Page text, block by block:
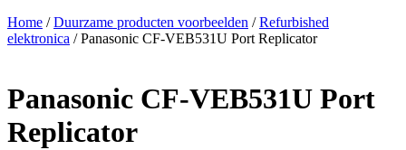
Home /Duurzame producten voorbeelden /Refurbished
elektronica / Panasonic CF-VEB531U Port Replicator
Panasonic CF-VEB531U Port
Replicator